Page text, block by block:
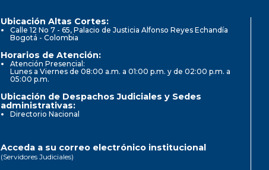
Ubicación Altas Cortes:
Calle 12 No 7 - 65, Palacio de Justicia Alfonso Reyes Echandía
Bogotá - Colombia
Horarios de Atención:
Atención Presencial:
Lunes a Viernes de 08:00 a.m. a 01:00 p.m. y de 02:00 p.m. a
05:00 p.m.
Ubicación de Despachos Judiciales y Sedes
administrativas:
Directorio Nacional
Acceda a su correo electrónico institucional
(Servidores Judiciales)